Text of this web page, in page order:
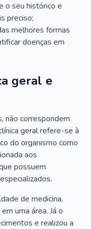
o seu histórico e
preciso;
melhores formas
doenças em
geral e
não correspondem
geral refere-se à
do organismo como
aos
possuem
de medicina,
uma área. Já o
e realizou a